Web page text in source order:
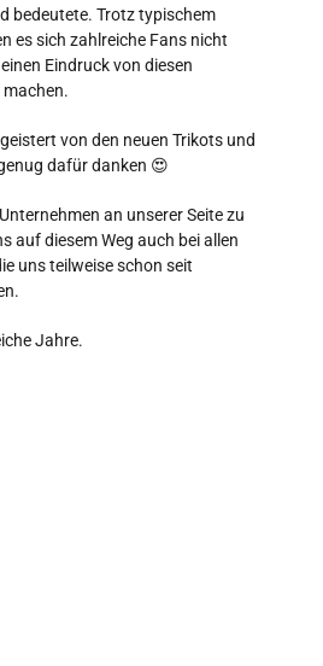
bedeutete. Trotz typischem
es sich zahlreiche Fans nicht
Eindruck von diesen
von den neuen Trikots und
dafür danken 😍
an unserer Seite zu
auf diesem Weg auch bei allen
uns teilweise schon seit
Jahre.